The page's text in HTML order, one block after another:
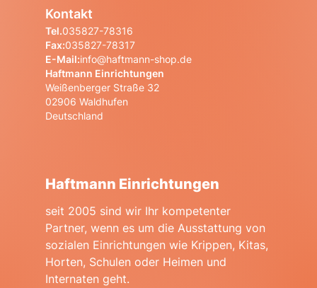
Kontakt
Tel.035827-78316
Fax:035827-78317
E-Mail:info@haftmann-shop.de
Haftmann Einrichtungen
Weißenberger Straße 32
02906 Waldhufen
Deutschland
Haftmann Einrichtungen
seit 2005 sind wir Ihr kompetenter
Partner, wenn es um die Ausstattung von
sozialen Einrichtungen wie Krippen, Kitas,
Horten, Schulen oder Heimen und
Internaten geht.